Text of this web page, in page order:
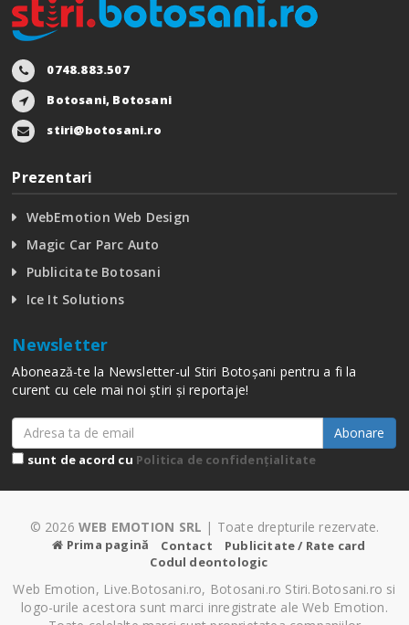
0748.883.507
Botosani, Botosani
stiri@botosani.ro
Prezentari
WebEmotion Web Design
Magic Car Parc Auto
Publicitate Botosani
Ice It Solutions
Newsletter
Abonează-te la Newsletter-ul Stiri Botoșani pentru a fi la
curent cu cele mai noi știri și reportaje!
Abonare
sunt de acord cu Politica de confidențialitate
© 2026 WEB EMOTION SRL | Toate drepturile rezervate.
Prima pagină Contact
Publicitate / Rate card
Codul deontologic
Web Emotion, Live.Botosani.ro, Botosani.ro Stiri.Botosani.ro si
logo-urile acestora sunt marci inregistrate ale Web Emotion.